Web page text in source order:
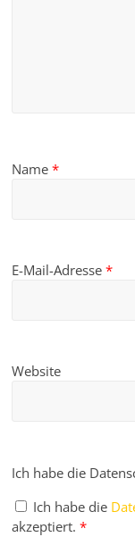
Name*
E-Mail-Adresse*
Website
Ich habe die
Ich habe die
akzeptiert. *